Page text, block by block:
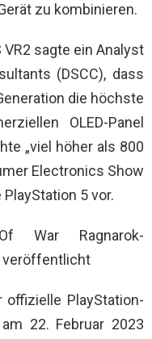
zu kombinieren.
sagte ein Analyst
(DSCC), dass
die höchste
OLED-Panel
„viel höher als 800
Electronics Show
5 vor.
War Ragnarok-
veröffentlicht
PlayStation-
22. Februar 2023